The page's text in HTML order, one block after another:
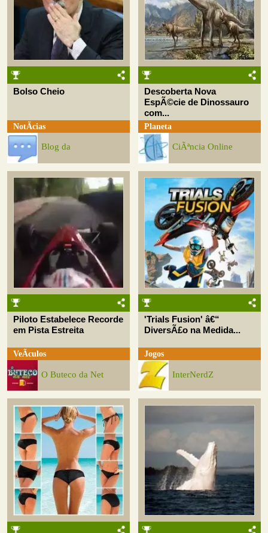
Bolso Cheio
NotÃ­cias
Blog da
Descoberta Nova
EspÃ©cie de Dinossauro
com...
Planeta
CiÃªncia Online
Piloto Estabelece Recorde
em Pista Estreita
VeÃ­culos
O Buteco da Net
'Trials Fusion' â€“
DiversÃ£o na Medida...
Jogos
InterNerdZ